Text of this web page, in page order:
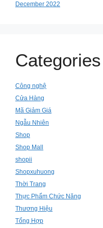
December 2022
Categories
Công nghệ
Cửa Hàng
Mã Giảm Giá
Ngẫu Nhiên
Shop
Shop Mall
shopii
Shopxuhuong
Thời Trang
Thực Phẩm Chức Năng
Thương Hiệu
Tổng Hợp